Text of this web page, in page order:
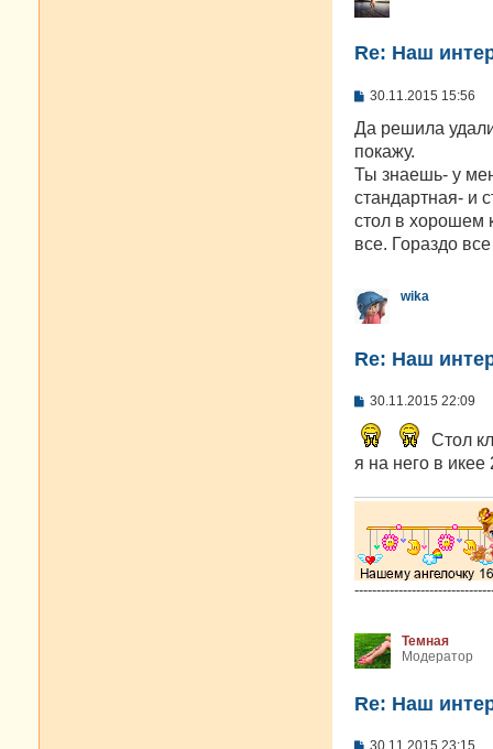
Re: Наш
С
о
б
щ
е
и
е
30.11.2015 15:56
Да решила
покажу.
Ты знаешь- у
стандартная- и
стол в хорошем
все. Гораздо
wika
Re: Наш
С
о
б
щ
е
30.11.2015 22:09
Стол
я на него в
Темная
Модератор
Re: Наш
С